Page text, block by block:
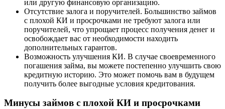
или другую финансовую организацию.
Отсутствие залога и поручителей. Большинство займов
с плохой КИ и просрочками не требуют залога или
поручителей, что упрощает процесс получения денег и
освобождает вас от необходимости находить
дополнительных гарантов.
Возможность улучшения КИ. В случае своевременного
погашения займа, вы можете постепенно улучшить свою
кредитную историю. Это может помочь вам в будущем
получить более выгодные условия кредитования.
Минусы займов с плохой КИ и просрочками